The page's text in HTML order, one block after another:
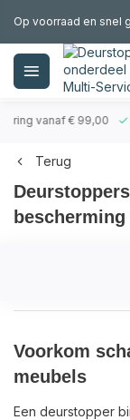
Op voorraad en snel
vanaf € 99,00
Terug
Voorkom
meubels
Een deurstopper